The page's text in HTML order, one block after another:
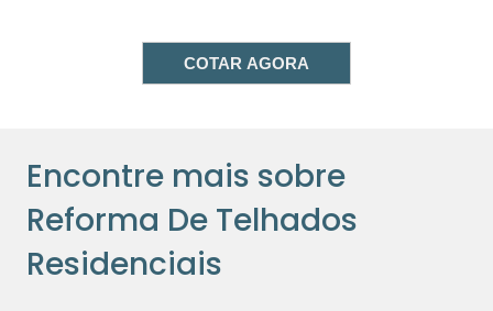
AVALIAÇÃO ESTRUTURAL E
Antes de iniciar umareforma de telhados
residenciais , é essencial conduzir uma
avaliação estrutural minuciosa. Isso garante
que a estrutura existente possa suportar
novas adições ou melhorias. Uma inspeção
COTAR AGORA
Encontre mais sobre
Reforma De Telhados
Residenciais